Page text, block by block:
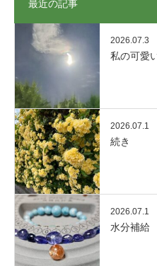
最近の記事
2026.07.3
私の可愛
2026.07.1
続き
2026.07.1
水分補給